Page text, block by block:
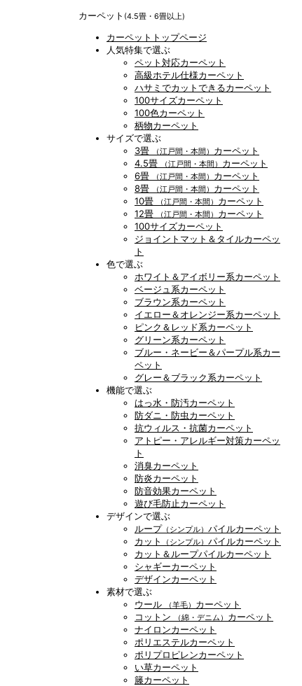
カーペット (4.5畳・6畳以上)
カーペットトップページ
人気特集で選ぶ
ペット対応カーペット
高級ホテル仕様カーペット
ハサミでカットできるカーペット
100サイズカーペット
100色カーペット
柄物カーペット
サイズで選ぶ
3畳
（江戸間・本間） カーペット
4.5畳
（江戸間・本間） カーペット
6畳
（江戸間・本間） カーペット
8畳
（江戸間・本間） カーペット
10畳
（江戸間・本間） カーペット
12畳
（江戸間・本間） カーペット
100サイズカーペット
ジョイントマット＆タイルカーペッ
ト
色で選ぶ
ホワイト＆アイボリー系カーペット
ベージュ系カーペット
ブラウン系カーペット
イエロー＆オレンジー系カーペット
ピンク＆レッド系カーペット
グリーン系カーペット
ブルー・ネービー＆パープル系カー
ペット
グレー＆ブラック系カーペット
機能で選ぶ
はっ水・防汚カーペット
防ダニ・防虫カーペット
抗ウィルス・抗菌カーペット
アトピー・アレルギー対策カーペッ
ト
消臭カーペット
防炎カーペット
防音効果カーペット
遊び毛防止カーペット
デザインで選ぶ
ループ （シンプル） パイルカーペット
カット
（シンプル） パイルカーペット
カット＆ループパイルカーペット
シャギーカーペット
デザインカーペット
素材で選ぶ
ウール
（羊毛） カーペット
コットン
（綿・デニム） カーペット
ナイロンカーペット
ポリエステルカーペット
ポリプロピレンカーペット
い草カーペット
籐カーペット